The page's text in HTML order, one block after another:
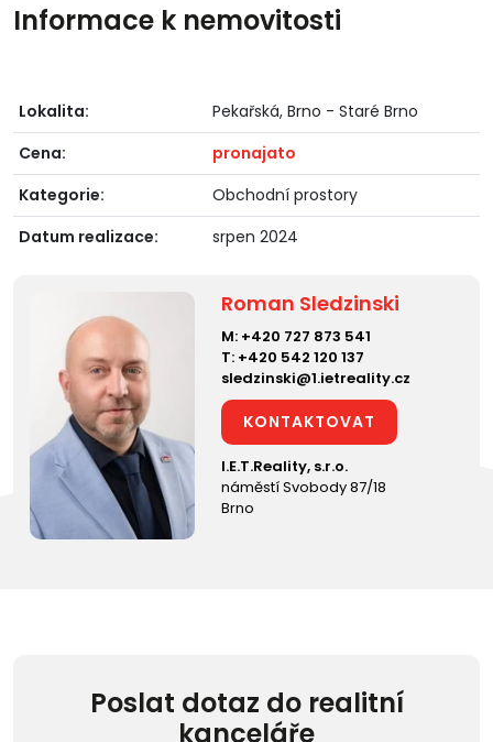
Informace k nemovitosti
Lokalita:
Pekařská, Brno - Staré Brno
Cena:
pronajato
Kategorie:
Obchodní prostory
Datum realizace:
srpen 2024
Roman Sledzinski
M: +420 727 873 541
T: +420 542 120 137
sledzinski@1.ietreality.cz
KONTAKTOVAT
I.E.T.Reality, s.r.o.
náměstí Svobody 87/18
Brno
Poslat dotaz do realitní
kanceláře